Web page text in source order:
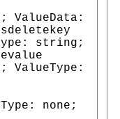
ValueData:
string;
ValueType:
none;